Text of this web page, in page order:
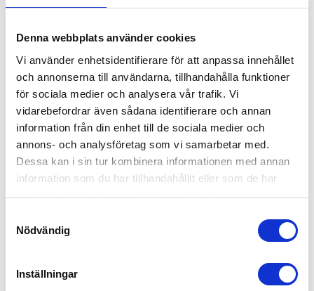
Denna webbplats använder cookies
Vi använder enhetsidentifierare för att anpassa innehållet
och annonserna till användarna, tillhandahålla funktioner
för sociala medier och analysera vår trafik. Vi
vidarebefordrar även sådana identifierare och annan
information från din enhet till de sociala medier och
annons- och analysföretag som vi samarbetar med.
Dessa kan i sin tur kombinera informationen med annan
information som du har tillhandahållit eller som de har
samlat in när du har använt deras tjänster.
Nödvändig
Inställningar
behov och vad du föredrar. För en riktigt välskött
trädgård kan vi komma upp till en gång i veckan,
men oftast räcker två besök i månaden. Behovet
kan också ändras beroende på vädret och
årstiderna – exempelvis växer gräset snabbare
under sommaren.
Kan man ha ett abonnemang på
trädgårdsskötsel?
vi till att ordna regelbunden trädgårdsskötsel för
Är trädgårdsskötsel RUT-berättigat?